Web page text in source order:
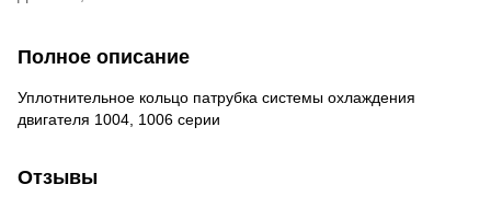
Полное описание
Уплотнительное кольцо патрубка системы охлаждения
двигателя 1004, 1006 серии
Отзывы